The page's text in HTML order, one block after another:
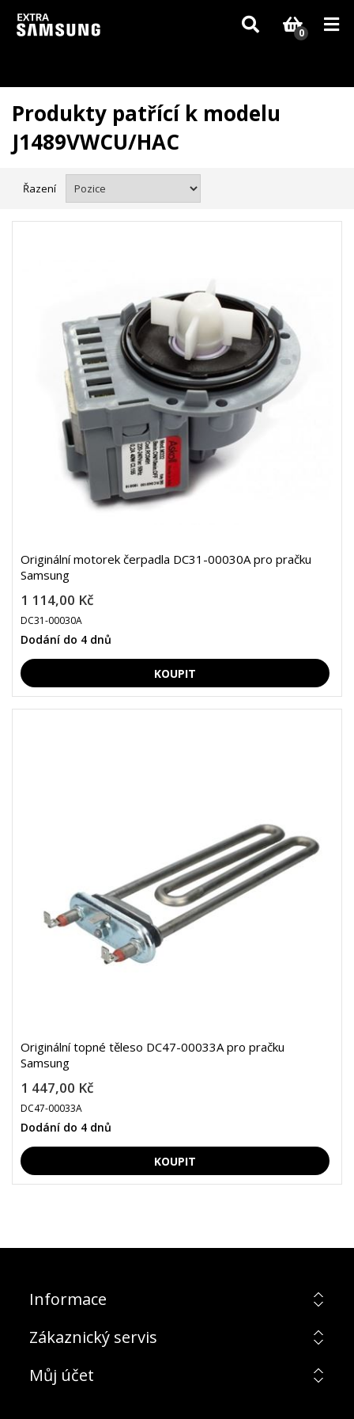
Vzhledem k aktuální situaci se může dodání dílů, které nejsou skladem,
zpozdit. Děkujeme za pochopení.
0
Produkty patřící k modelu
J1489VWCU/HAC
Řazení
Originální motorek čerpadla DC31-00030A pro pračku
Samsung
1 114,00 Kč
DC31-00030A
Dodání do 4 dnů
Originální topné těleso DC47-00033A pro pračku
Samsung
1 447,00 Kč
DC47-00033A
Dodání do 4 dnů
Informace
Zákaznický servis
Můj účet